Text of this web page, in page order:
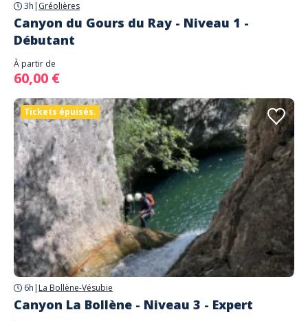
3h | Gréolières
Canyon du Gours du Ray - Niveau 1 -
Débutant
À partir de
60,00 €
Tickets épuisés.
6h | La Bollène-Vésubie
Canyon La Bollène - Niveau 3 - Expert